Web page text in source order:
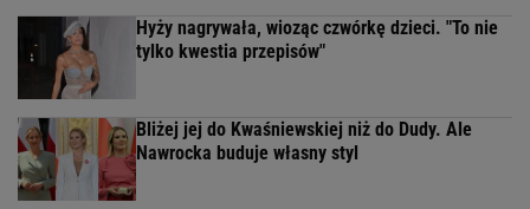
Hyży nagrywała, wioząc czwórkę dzieci. "To nie
tylko kwestia przepisów"
Bliżej jej do Kwaśniewskiej niż do Dudy. Ale
Nawrocka buduje własny styl